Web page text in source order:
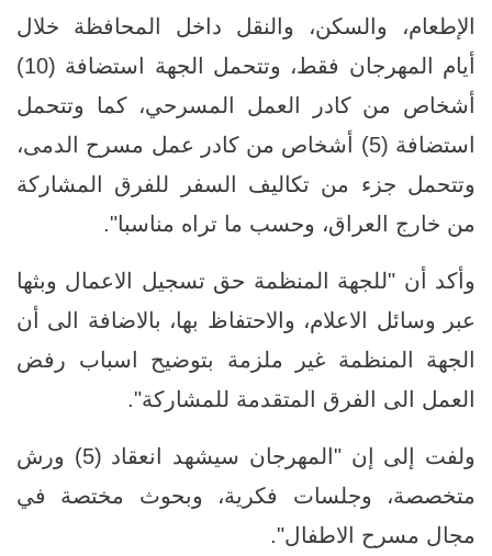
الإطعام، والسكن، والنقل داخل المحافظة خلال
أيام المهرجان فقط، وتتحمل الجهة استضافة (10)
أشخاص من كادر العمل المسرحي، كما وتتحمل
استضافة (5) أشخاص من كادر عمل مسرح الدمى،
وتتحمل جزء من تكاليف السفر للفرق المشاركة
من خارج العراق، وحسب ما تراه مناسبا".
وأكد أن "للجهة المنظمة حق تسجيل الاعمال وبثها
عبر وسائل الاعلام، والاحتفاظ بها، بالاضافة الى أن
الجهة المنظمة غير ملزمة بتوضيح اسباب رفض
العمل الى الفرق المتقدمة للمشاركة".
ولفت إلى إن "المهرجان سيشهد انعقاد (5) ورش
متخصصة، وجلسات فكرية، وبحوث مختصة في
مجال مسرح الاطفال".